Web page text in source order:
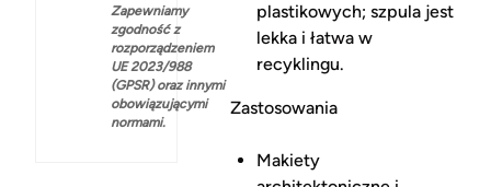
Zapewniamy
zgodność z
rozporządzeniem
UE 2023/988
(GPSR) oraz innymi
obowiązującymi
normami.
plastikowych; szpula jest
lekka i łatwa w
recyklingu.
Zastosowania
Makiety